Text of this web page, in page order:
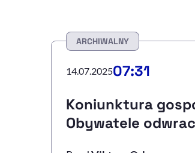
ARCHIWALNY
14.07.202507:31
Koniunktura
Obywatele